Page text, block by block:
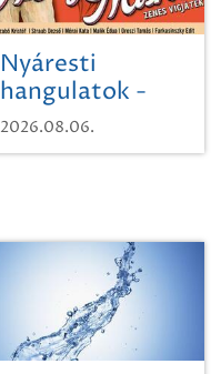
Nyáresti
hangulatok -
Mágnás Miska
2026.08.06.